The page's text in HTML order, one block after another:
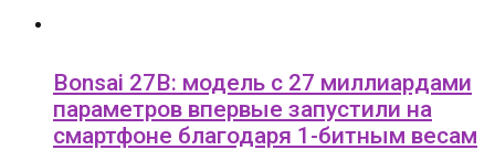
Bonsai 27B: модель с 27 миллиардами
параметров впервые запустили на
смартфоне благодаря 1-битным весам